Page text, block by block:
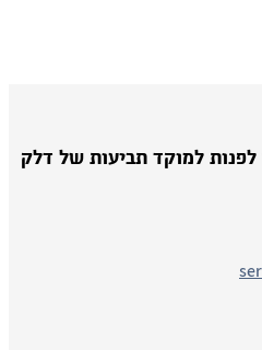
למוקד תביעות של דלק